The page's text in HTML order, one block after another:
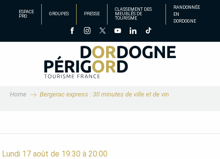
principal
ESPACE
PRO
GROUPES PRESSE
CLASSEMENT DES
MEUBLÉS DE
TOURISME
RANDONNÉE
EN
DORDOGNE
Home Bergerac express : 30 minutes de ville et de vin
Lundi 17 août de 19:30 à 20:00